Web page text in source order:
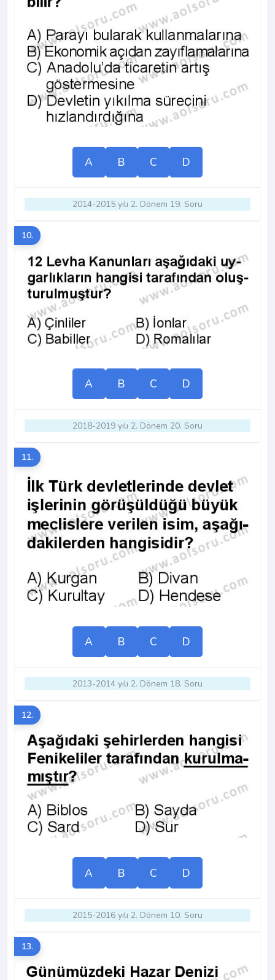
A B C D
2014-2015 yılı 2. Dönem 19. Soru
10.
A B C D
2018-2019 yılı 2. Dönem 20. Soru
11.
A B C D
2013-2014 yılı 2. Dönem 18. Soru
12.
A B C D
2015-2016 yılı 2. Dönem 10. Soru
13.